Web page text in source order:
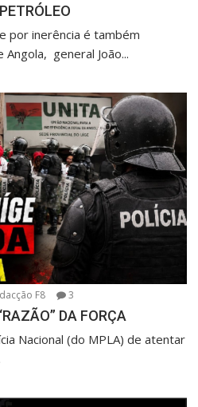
por inerência é também
general João...
F8 3
DA FORÇA
Nacional (do MPLA) de atentar